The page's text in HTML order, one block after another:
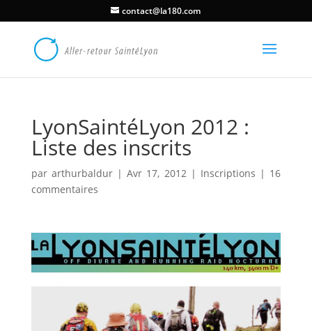
contact@la180.com
LyonSaintéLyon 2012 :
Liste des inscrits
par arthurbaldur|Avr 17, 2012| Inscriptions | 16
commentaires